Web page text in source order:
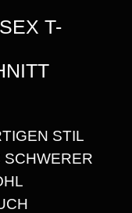
T-
STIL
SCHWERER